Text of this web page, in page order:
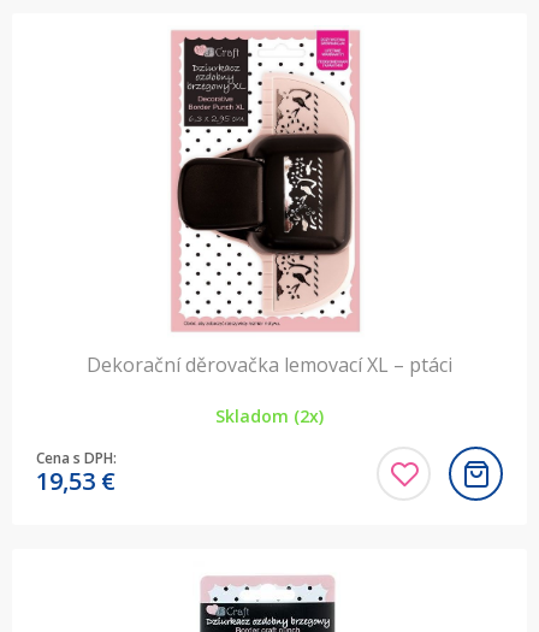
Dekorační děrovačka lemovací XL – ptáci
Skladom (2x)
Cena s DPH:
19,53 €